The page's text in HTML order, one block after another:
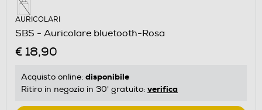
AURICOLARI
SBS - Auricolare bluetooth-Rosa
€ 18,90
Acquisto online: disponibile
Ritiro in negozio in 30' gratuito: verifica